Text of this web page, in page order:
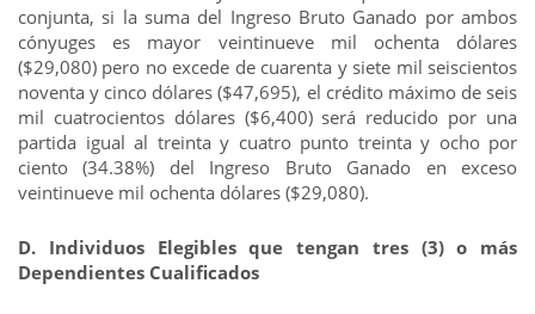
conjunta, si la suma del Ingreso Bruto Ganado por ambos
cónyuges es mayor veintinueve mil ochenta dólares
($29,080) pero no excede de cuarenta y siete mil seiscientos
noventa y cinco dólares ($47,695), el crédito máximo de seis
mil cuatrocientos dólares ($6,400) será reducido por una
partida igual al treinta y cuatro punto treinta y ocho por
ciento (34.38%) del Ingreso Bruto Ganado en exceso
veintinueve mil ochenta dólares ($29,080).
D. Individuos Elegibles que tengan tres (3) o más
Dependientes Cualificados